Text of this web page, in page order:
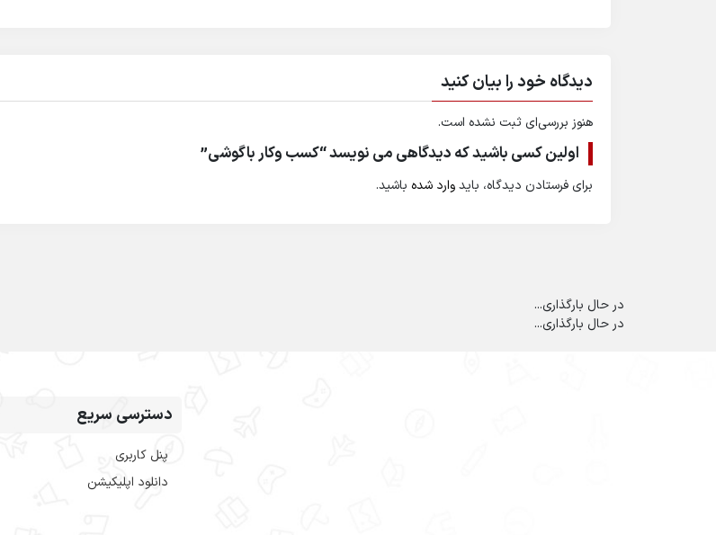
دیدگاه خود را بیان کنید
هنوز بررسی‌ای ثبت نشده است.
اولین کسی باشید که دیدگاهی می نویسد “کسب وکار باگوشی”
برای فرستادن دیدگاه، بایدوارد شده باشید.
در حال بارگذاری...
در حال بارگذاری...
دسترسی سریع
پنل کاربری
دانلود اپلیکیشن